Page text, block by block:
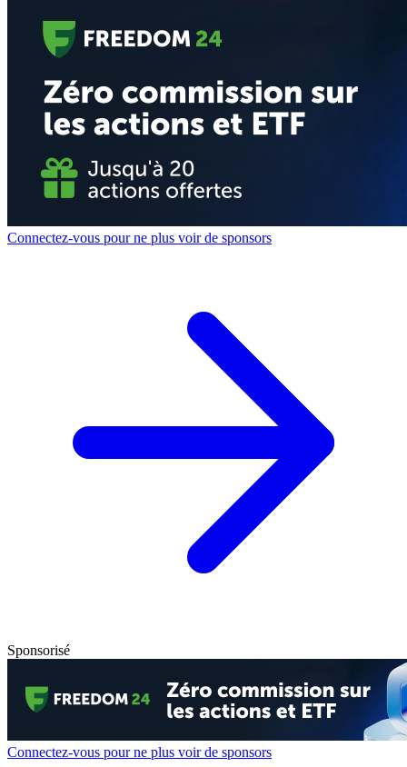
Connectez-vous pour ne plus voir de sponsors
Sponsorisé
Connectez-vous pour ne plus voir de sponsors